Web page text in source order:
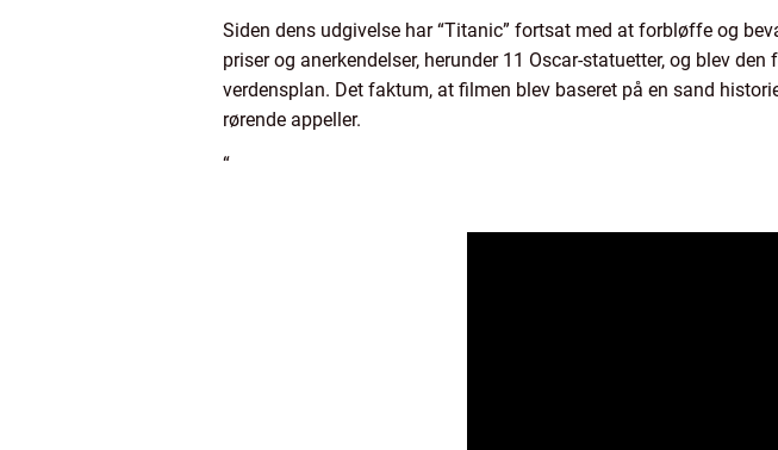
Siden dens udgivelse har “Titanic” fortsat med at forbløffe og
priser og anerkendelser, herunder 11 Oscar-statuetter, og blev
verdensplan. Det faktum, at filmen blev baseret på en sand
rørende appeller.
“